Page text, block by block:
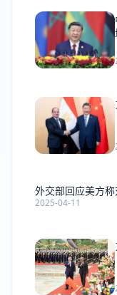
外交部回应美方
2025-04-11